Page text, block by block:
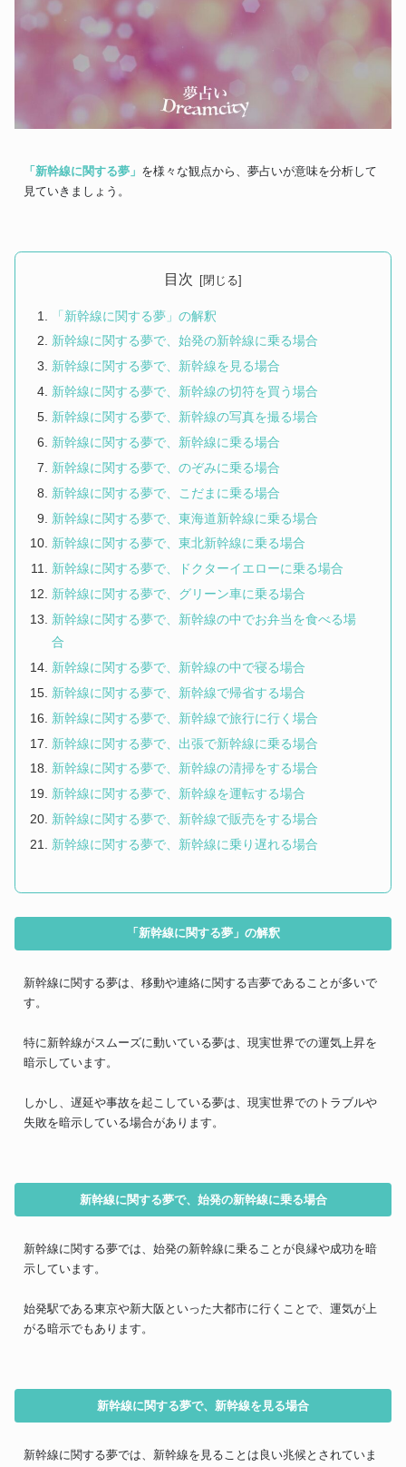
「新幹線に関する夢」 を様々な観点から、夢占いが意味を分析して
見ていきましょう。
目次
「新幹線に関する夢」の解釈
新幹線に関する夢で、始発の新幹線に乗る場合
新幹線に関する夢で、新幹線を見る場合
新幹線に関する夢で、新幹線の切符を買う場合
新幹線に関する夢で、新幹線の写真を撮る場合
新幹線に関する夢で、新幹線に乗る場合
新幹線に関する夢で、のぞみに乗る場合
新幹線に関する夢で、こだまに乗る場合
新幹線に関する夢で、東海道新幹線に乗る場合
新幹線に関する夢で、東北新幹線に乗る場合
新幹線に関する夢で、ドクターイエローに乗る場合
新幹線に関する夢で、グリーン車に乗る場合
新幹線に関する夢で、新幹線の中でお弁当を食べる場
合
新幹線に関する夢で、新幹線の中で寝る場合
新幹線に関する夢で、新幹線で帰省する場合
新幹線に関する夢で、新幹線で旅行に行く場合
新幹線に関する夢で、出張で新幹線に乗る場合
新幹線に関する夢で、新幹線の清掃をする場合
新幹線に関する夢で、新幹線を運転する場合
新幹線に関する夢で、新幹線で販売をする場合
新幹線に関する夢で、新幹線に乗り遅れる場合
「新幹線に関する夢」の解釈
新幹線に関する夢は、移動や連絡に関する吉夢であることが多いで
す。
特に新幹線がスムーズに動いている夢は、現実世界での運気上昇を
暗示しています。
しかし、遅延や事故を起こしている夢は、現実世界でのトラブルや
失敗を暗示している場合があります。
新幹線に関する夢で、始発の新幹線に乗る場合
新幹線に関する夢では、始発の新幹線に乗ることが良縁や成功を暗
示しています。
始発駅である東京や新大阪といった大都市に行くことで、運気が上
がる暗示でもあります。
新幹線に関する夢で、新幹線を見る場合
新幹線に関する夢では、新幹線を見ることは良い兆候とされていま